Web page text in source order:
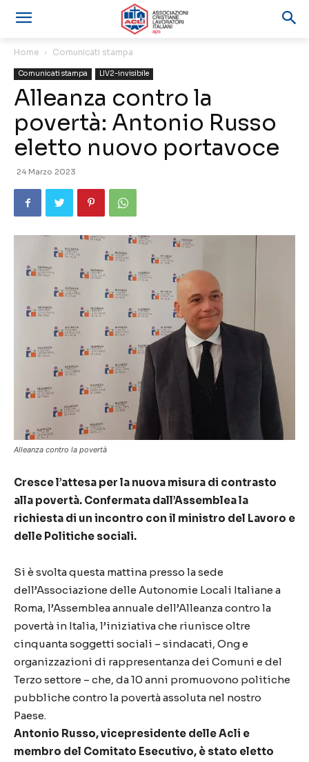
Home Comunicati stampa
Comunicati stampa LIV2-invisibile
Alleanza contro la
povertà: Antonio Russo
eletto nuovo portavoce
24 Marzo 2023
Alleanza contro la povertà
Cresce l’attesa per la nuova misura di contrasto
alla povertà. Confermata dall’Assemblea la
richiesta di un incontro con il ministro del Lavoro e
delle Politiche sociali.
Si è svolta questa mattina presso la sede
dell’Associazione delle Autonomie Locali Italiane a
Roma, l’Assemblea annuale dell’Alleanza contro la
povertà in Italia, l’iniziativa che riunisce oltre
cinquanta soggetti sociali – sindacati, Ong e
organizzazioni di rappresentanza dei Comuni e del
Terzo settore – che, da 10 anni promuovono politiche
pubbliche contro la povertà assoluta nel nostro
Paese.
Antonio Russo, vicepresidente delle Acli e
membro del Comitato Esecutivo, è stato eletto